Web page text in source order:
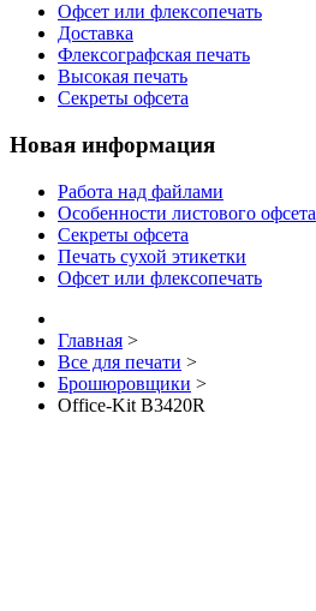
Офсет или флексопечать
Доставка
Флексографская печать
Высокая печать
Секреты офсета
Новая информация
Работа над файлами
Особенности листового офсета
Секреты офсета
Печать сухой этикетки
Офсет или флексопечать
Главная >
Все для печати >
Брошюровщики >
Office-Kit B3420R